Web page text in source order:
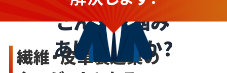
こんなお悩み
ありませんか?
繊維・皮革製造業の